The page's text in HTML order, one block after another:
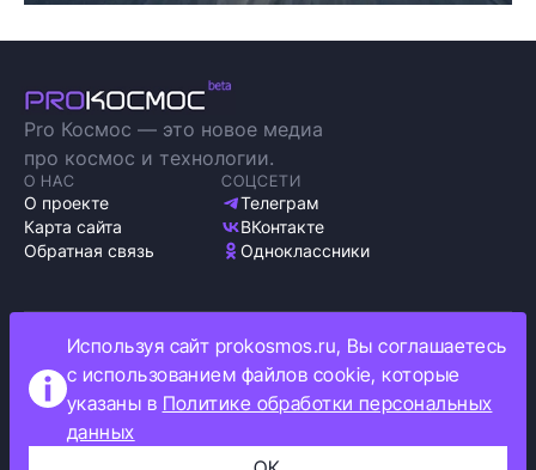
Pro Космос — это новое медиа
про космос и технологии.
О НАС
О проекте
Карта сайта
Обратная связь
СОЦСЕТИ
Телеграм
ВКонтакте
Одноклассники
Политика обработки персональных данных
Как мы используем cookie
Информация об ограничениях
Используя сайт prokosmos.ru, Вы соглашаетесь
с использованием файлов cookie, которые
указаны в Политике обработки персональных
данных